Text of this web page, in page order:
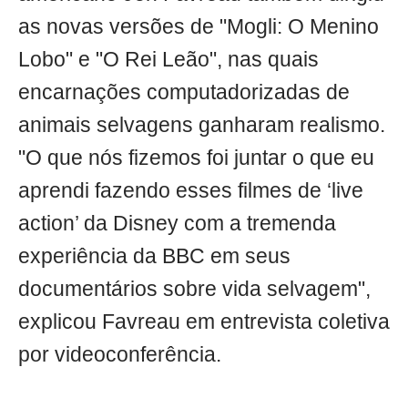
as novas versões de "Mogli: O Menino
Lobo" e "O Rei Leão", nas quais
encarnações computadorizadas de
animais selvagens ganharam realismo.
"O que nós fizemos foi juntar o que eu
aprendi fazendo esses filmes de ‘live
action’ da Disney com a tremenda
experiência da BBC em seus
documentários sobre vida selvagem",
explicou Favreau em entrevista coletiva
por videoconferência.